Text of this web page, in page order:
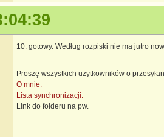
10. gotowy. Według rozpiski nie ma jutro
Proszę wszystkich użytkowników o
O mnie.
Lista synchronizacji.
Link do folderu na pw.